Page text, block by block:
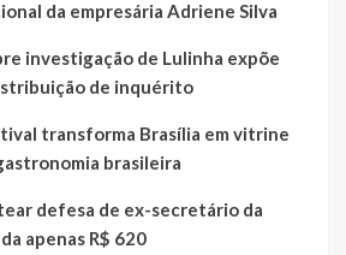
da empresária Adriene Silva
investigação de Lulinha expõe
de inquérito
transforma Brasília em vitrine
brasileira
defesa de ex-secretário da
apenas R$ 620